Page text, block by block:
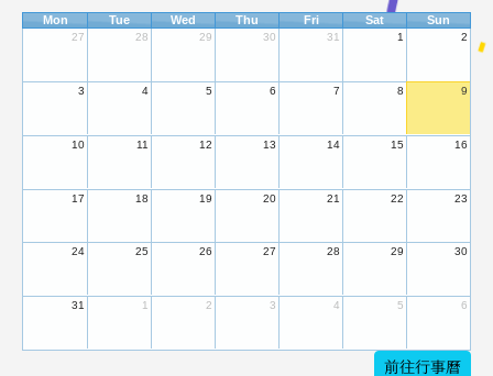
Mon Tue Wed Thu Fri Sat Sun
27 28 29 30 31 1 2
3 4 5 6 7 8 9
10 11 12 13 14 15 16
17 18 19 20 21 22 23
24 25 26 27 28 29 30
31 1 2 3 4 5 6
前往行事曆